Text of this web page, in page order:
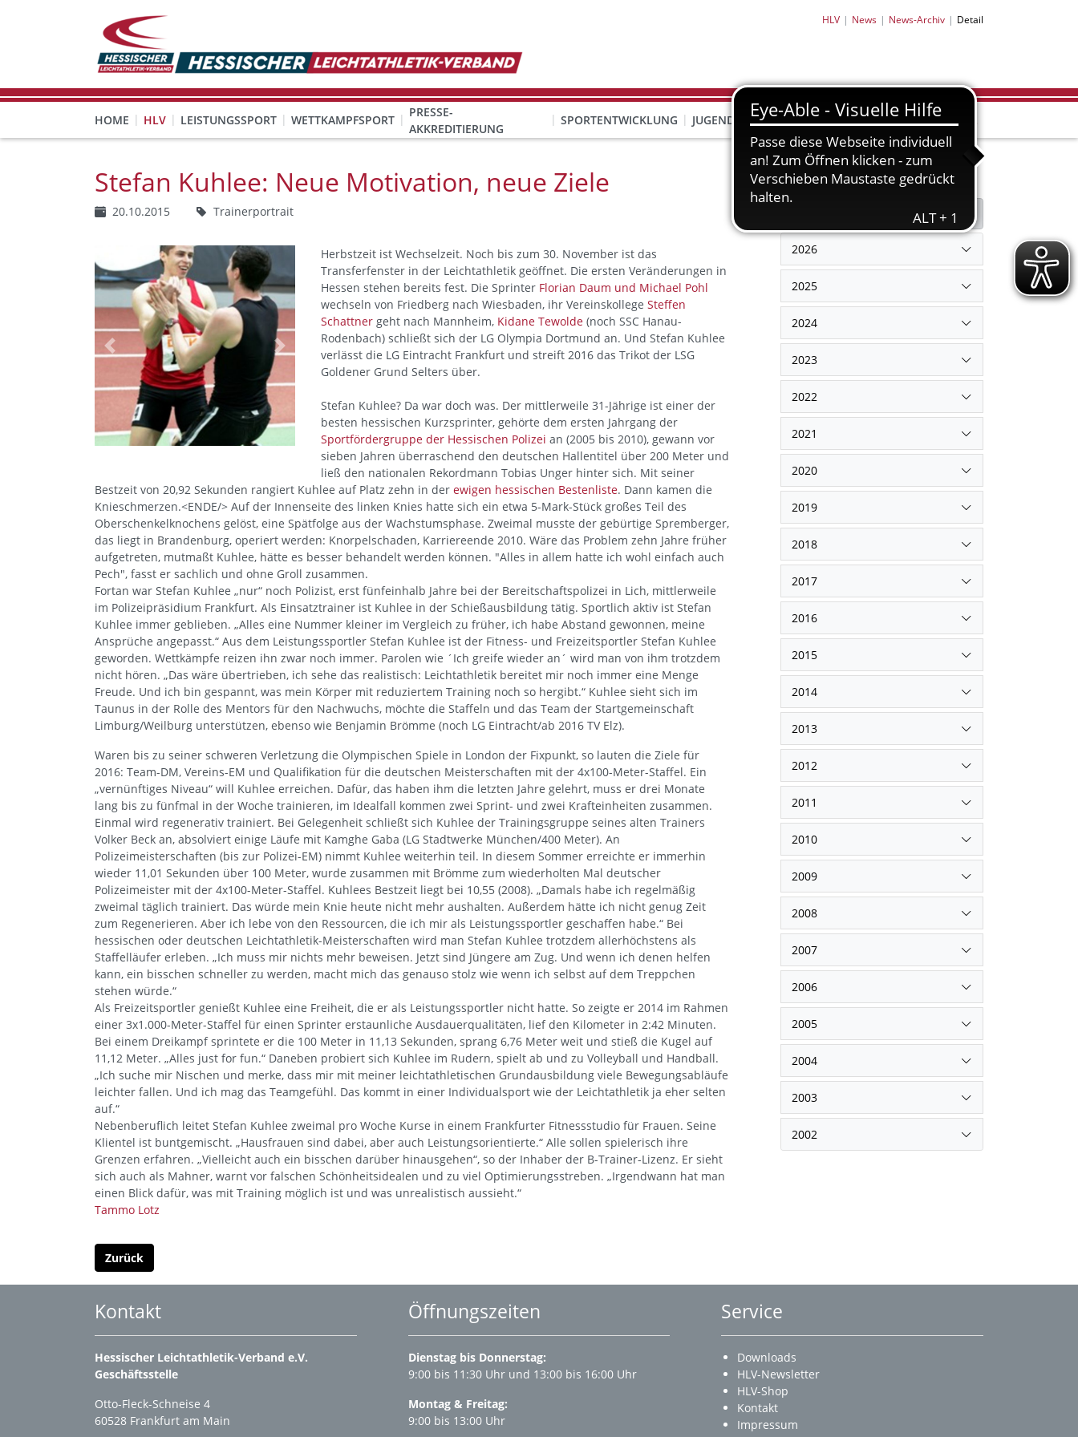
HLV News News-Archiv Detail
HOME HLV LEISTUNGSSPORT WETTKAMPFSPORT
PRESSE-
AKKREDITIERUNG
SPORTENTWICKLUNG JUGEND BILDUNG
HLV-
PARTNER
HLV-
SHOP
Stefan Kuhlee: Neue Motivation, neue Ziele
20.10.2015 Trainerportrait
Previous Next
Herbstzeit ist Wechselzeit. Noch bis zum 30. November ist das
Transferfenster in der Leichtathletik geöffnet. Die ersten Veränderungen in
Hessen stehen bereits fest. Die Sprinter Florian Daum und Michael Pohl
wechseln von Friedberg nach Wiesbaden, ihr Vereinskollege Steffen
Schattner geht nach Mannheim, Kidane Tewolde (noch SSC Hanau-
Rodenbach) schließt sich der LG Olympia Dortmund an. Und Stefan Kuhlee
verlässt die LG Eintracht Frankfurt und streift 2016 das Trikot der LSG
Goldener Grund Selters über.
Stefan Kuhlee? Da war doch was. Der mittlerweile 31-Jährige ist einer der
besten hessischen Kurzsprinter, gehörte dem ersten Jahrgang der
Sportfördergruppe der Hessischen Polizei an (2005 bis 2010), gewann vor
sieben Jahren überraschend den deutschen Hallentitel über 200 Meter und
ließ den nationalen Rekordmann Tobias Unger hinter sich. Mit seiner
Bestzeit von 20,92 Sekunden rangiert Kuhlee auf Platz zehn in der ewigen hessischen Bestenliste. Dann kamen die
Knieschmerzen.<ENDE/> Auf der Innenseite des linken Knies hatte sich ein etwa 5-Mark-Stück großes Teil des
Oberschenkelknochens gelöst, eine Spätfolge aus der Wachstumsphase. Zweimal musste der gebürtige Spremberger,
das liegt in Brandenburg, operiert werden: Knorpelschaden, Karriereende 2010. Wäre das Problem zehn Jahre früher
aufgetreten, mutmaßt Kuhlee, hätte es besser behandelt werden können. "Alles in allem hatte ich wohl einfach auch
Pech", fasst er sachlich und ohne Groll zusammen.
Fortan war Stefan Kuhlee „nur“ noch Polizist, erst fünfeinhalb Jahre bei der Bereitschaftspolizei in Lich, mittlerweile
im Polizeipräsidium Frankfurt. Als Einsatztrainer ist Kuhlee in der Schießausbildung tätig. Sportlich aktiv ist Stefan
Kuhlee immer geblieben. „Alles eine Nummer kleiner im Vergleich zu früher, ich habe Abstand gewonnen, meine
Ansprüche angepasst.“ Aus dem Leistungssportler Stefan Kuhlee ist der Fitness- und Freizeitsportler Stefan Kuhlee
geworden. Wettkämpfe reizen ihn zwar noch immer. Parolen wie ´Ich greife wieder an´ wird man von ihm trotzdem
nicht hören. „Das wäre übertrieben, ich sehe das realistisch: Leichtathletik bereitet mir noch immer eine Menge
Freude. Und ich bin gespannt, was mein Körper mit reduziertem Training noch so hergibt.“ Kuhlee sieht sich im
Taunus in der Rolle des Mentors für den Nachwuchs, möchte die Staffeln und das Team der Startgemeinschaft
Limburg/Weilburg unterstützen, ebenso wie Benjamin Brömme (noch LG Eintracht/ab 2016 TV Elz).
Waren bis zu seiner schweren Verletzung die Olympischen Spiele in London der Fixpunkt, so lauten die Ziele für
2016: Team-DM, Vereins-EM und Qualifikation für die deutschen Meisterschaften mit der 4x100-Meter-Staffel. Ein
„vernünftiges Niveau“ will Kuhlee erreichen. Dafür, das haben ihm die letzten Jahre gelehrt, muss er drei Monate
lang bis zu fünfmal in der Woche trainieren, im Idealfall kommen zwei Sprint- und zwei Krafteinheiten zusammen.
Einmal wird regenerativ trainiert. Bei Gelegenheit schließt sich Kuhlee der Trainingsgruppe seines alten Trainers
Volker Beck an, absolviert einige Läufe mit Kamghe Gaba (LG Stadtwerke München/400 Meter). An
Polizeimeisterschaften (bis zur Polizei-EM) nimmt Kuhlee weiterhin teil. In diesem Sommer erreichte er immerhin
wieder 11,01 Sekunden über 100 Meter, wurde zusammen mit Brömme zum wiederholten Mal deutscher
Polizeimeister mit der 4x100-Meter-Staffel. Kuhlees Bestzeit liegt bei 10,55 (2008). „Damals habe ich regelmäßig
zweimal täglich trainiert. Das würde mein Knie heute nicht mehr aushalten. Außerdem hätte ich nicht genug Zeit
zum Regenerieren. Aber ich lebe von den Ressourcen, die ich mir als Leistungssportler geschaffen habe.“ Bei
hessischen oder deutschen Leichtathletik-Meisterschaften wird man Stefan Kuhlee trotzdem allerhöchstens als
Staffelläufer erleben. „Ich muss mir nichts mehr beweisen. Jetzt sind Jüngere am Zug. Und wenn ich denen helfen
kann, ein bisschen schneller zu werden, macht mich das genauso stolz wie wenn ich selbst auf dem Treppchen
stehen würde.“
Als Freizeitsportler genießt Kuhlee eine Freiheit, die er als Leistungssportler nicht hatte. So zeigte er 2014 im Rahmen
einer 3x1.000-Meter-Staffel für einen Sprinter erstaunliche Ausdauerqualitäten, lief den Kilometer in 2:42 Minuten.
Bei einem Dreikampf sprintete er die 100 Meter in 11,13 Sekunden, sprang 6,76 Meter weit und stieß die Kugel auf
11,12 Meter. „Alles just for fun.“ Daneben probiert sich Kuhlee im Rudern, spielt ab und zu Volleyball und Handball.
„Ich suche mir Nischen und merke, dass mir mit meiner leichtathletischen Grundausbildung viele Bewegungsabläufe
leichter fallen. Und ich mag das Teamgefühl. Das kommt in einer Individualsport wie der Leichtathletik ja eher selten
auf.“
Nebenberuflich leitet Stefan Kuhlee zweimal pro Woche Kurse in einem Frankfurter Fitnessstudio für Frauen. Seine
Klientel ist buntgemischt. „Hausfrauen sind dabei, aber auch Leistungsorientierte.“ Alle sollen spielerisch ihre
Grenzen erfahren. „Vielleicht auch ein bisschen darüber hinausgehen“, so der Inhaber der B-Trainer-Lizenz. Er sieht
sich auch als Mahner, warnt vor falschen Schönheitsidealen und zu viel Optimierungsstreben. „Irgendwann hat man
einen Blick dafür, was mit Training möglich ist und was unrealistisch aussieht.“
Tammo Lotz
Zurück
Filter
2026
2025
2024
2023
2022
2021
2020
2019
2018
2017
2016
2015
2014
2013
2012
2011
2010
2009
2008
2007
2006
2005
2004
2003
2002
Kontakt
Hessischer Leichtathletik-Verband e.V.
Geschäftsstelle
Otto-Fleck-Schneise 4
60528 Frankfurt am Main
Öffnungszeiten
Dienstag bis Donnerstag:
9:00 bis 11:30 Uhr und 13:00 bis 16:00 Uhr
Montag & Freitag:
9:00 bis 13:00 Uhr
Service
Downloads
HLV-Newsletter
HLV-Shop
Kontakt
Impressum